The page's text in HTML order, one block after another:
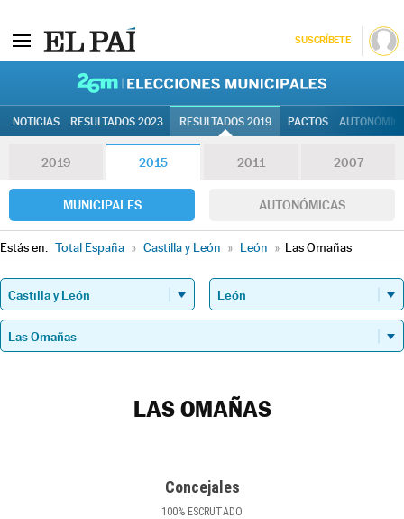
SUSCRÍBETE
NOTICIAS RESULTADOS 2023 RESULTADOS 2019 PACTOS
2019 2015 2011 2007
MUNICIPALES AUTONÓMICAS
Estás en: Total España » Castilla y León » León » Las Omañas
LAS OMAÑAS
Concejales
100% ESCRUTADO